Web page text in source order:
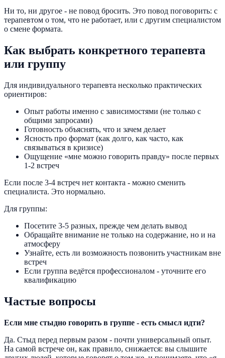
Ни то, ни другое - не повод бросить. Это повод поговорить: с
терапевтом о том, что не работает, или с другим специалистом
о смене формата.
Как выбрать конкретного терапевта
или группу
Для индивидуального терапевта несколько практических
ориентиров:
Опыт работы именно с зависимостями (не только с
общими запросами)
Готовность объяснять, что и зачем делает
Ясность про формат (как долго, как часто, как
связываться в кризисе)
Ощущение «мне можно говорить правду» после первых
1-2 встреч
Если после 3-4 встреч нет контакта - можно сменить
специалиста. Это нормально.
Для группы:
Посетите 3-5 разных, прежде чем делать вывод
Обращайте внимание не только на содержание, но и на
атмосферу
Узнайте, есть ли возможность позвонить участникам вне
встреч
Если группа ведётся профессионалом - уточните его
квалификацию
Частые вопросы
Если мне стыдно говорить в группе - есть смысл идти?
Да. Стыд перед первым разом - почти универсальный опыт.
На самой встрече он, как правило, снижается: вы слышите